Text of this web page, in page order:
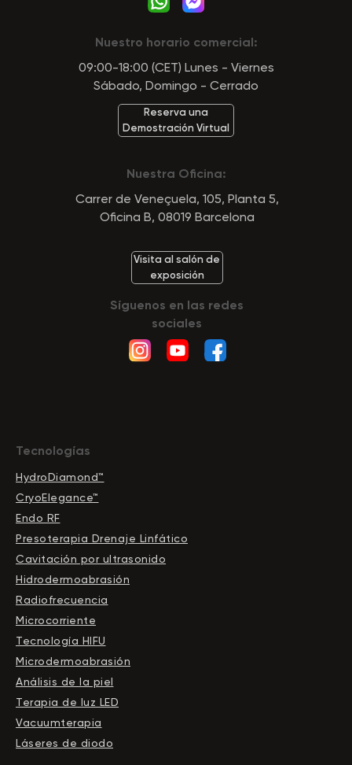
Nuestro horario comercial:
09:00-18:00 (CET) Lunes - Viernes
Sábado, Domingo - Cerrado
Nuestra Oficina:
Carrer de Veneçuela, 105, Planta 5,
Oficina B, 08019 Barcelona
Reserva una
Demostración Virtual
Visita al salón de
exposición
Síguenos en las redes
sociales
Tecnologías
HydroDiamond™
CryoElegance™
Endo RF
Presoterapia Drenaje Linfático
Cavitación por ultrasonido
Hidrodermoabrasión
Radiofrecuencia
Microcorriente
Tecnología HIFU
Microdermoabrasión
Análisis de la piel
Terapia de luz LED
Vacuumterapia
Láseres de diodo